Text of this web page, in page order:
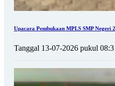
Upacara Pembukaan MPLS SMP Negeri
Tanggal 13-07-2026 pukul